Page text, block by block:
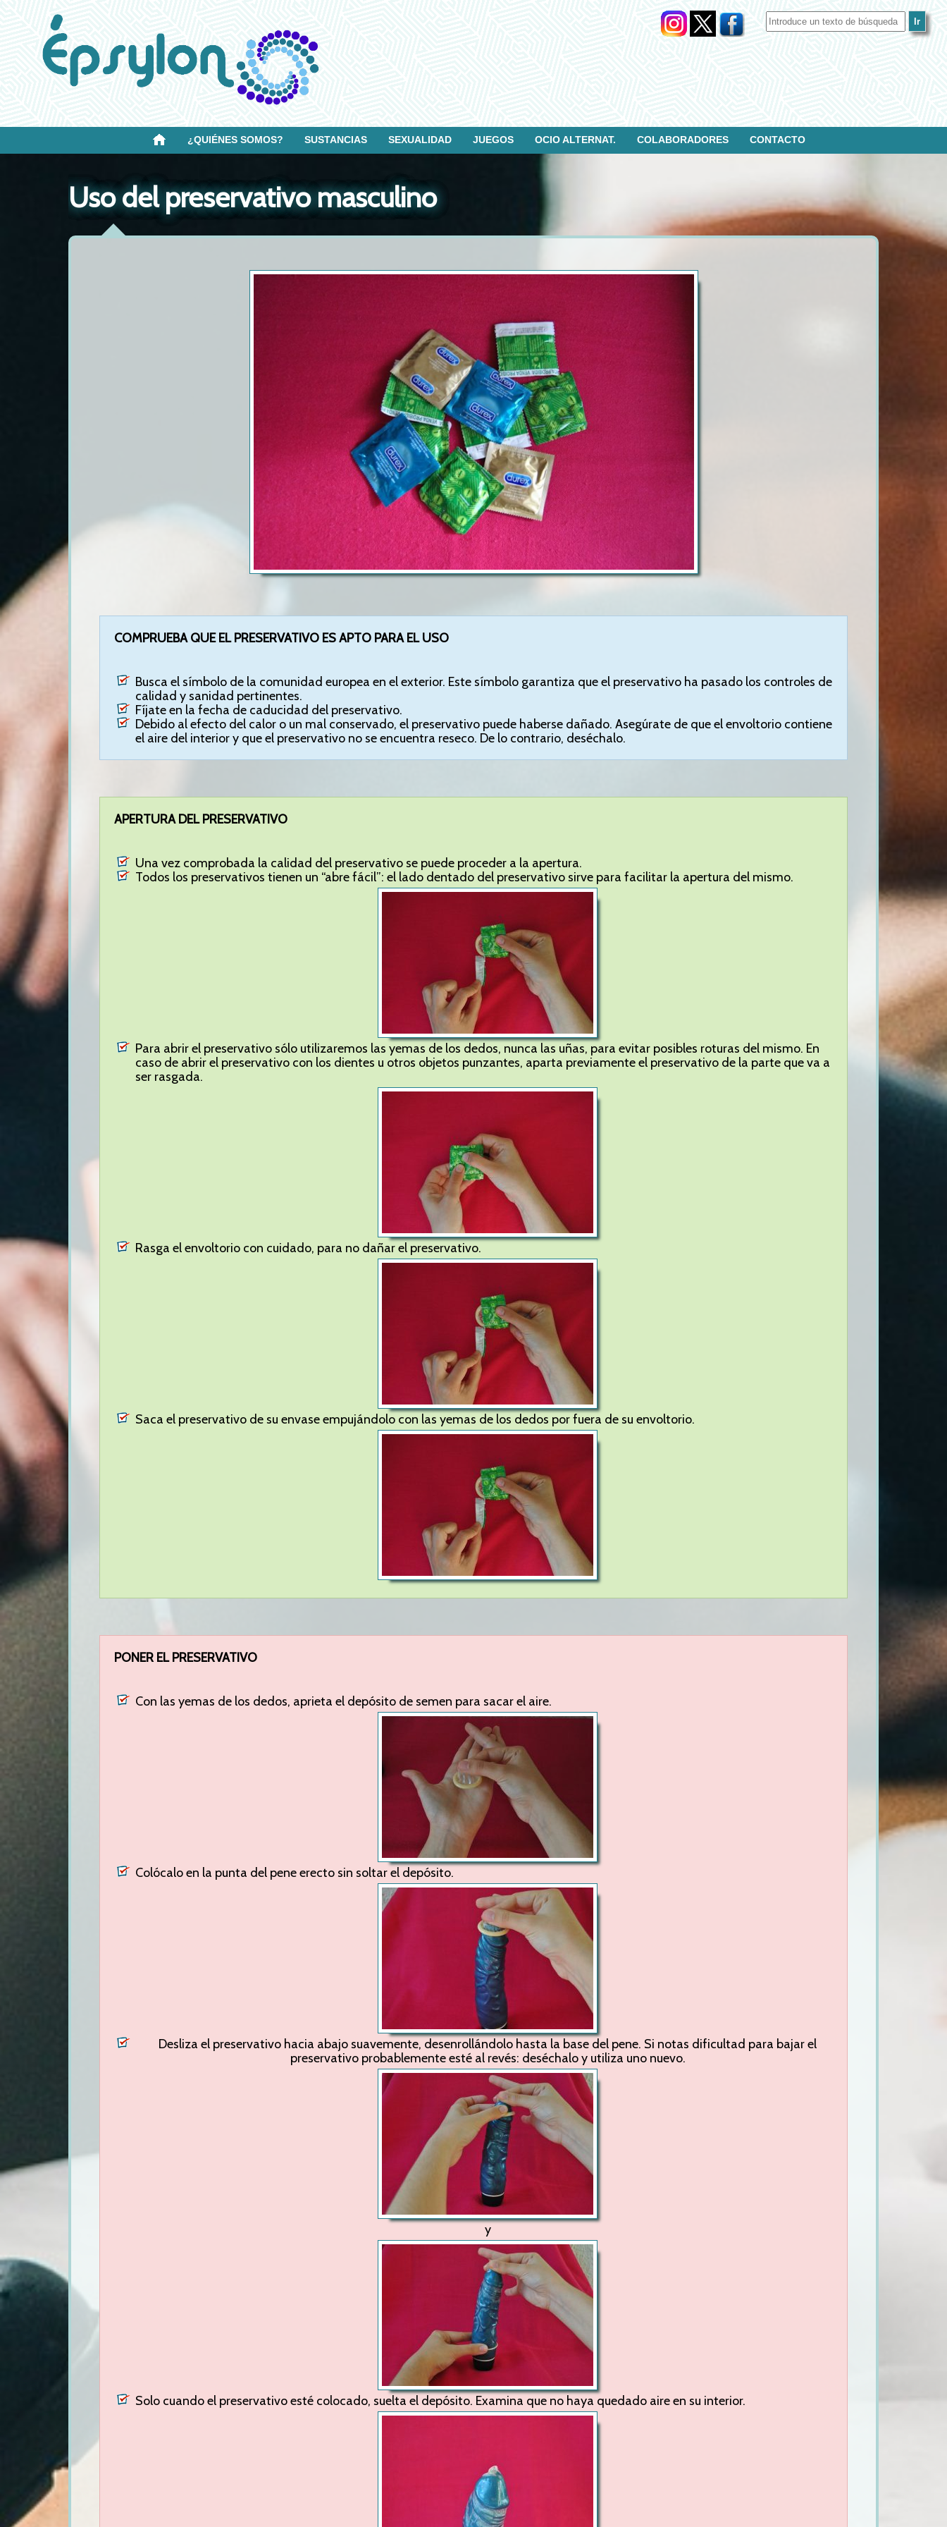
¿QUIÉNES SOMOS? SUSTANCIAS SEXUALIDAD JUEGOS OCIO ALTERNAT. COLABORADORES CONTACTO
Uso del preservativo masculino
COMPRUEBA QUE EL PRESERVATIVO ES APTO PARA EL USO
Busca el símbolo de la comunidad europea en el exterior. Este símbolo garantiza que el preservativo ha pasado los controles de
calidad y sanidad pertinentes.
Fíjate en la fecha de caducidad del preservativo.
Debido al efecto del calor o un mal conservado, el preservativo puede haberse dañado. Asegúrate de que el envoltorio contiene
el aire del interior y que el preservativo no se encuentra reseco. De lo contrario, deséchalo.
APERTURA DEL PRESERVATIVO
Una vez comprobada la calidad del preservativo se puede proceder a la apertura.
Todos los preservativos tienen un “abre fácil”: el lado dentado del preservativo sirve para facilitar la apertura del mismo.
Para abrir el preservativo sólo utilizaremos las yemas de los dedos, nunca las uñas, para evitar posibles roturas del mismo. En
caso de abrir el preservativo con los dientes u otros objetos punzantes, aparta previamente el preservativo de la parte que va a
ser rasgada.
Rasga el envoltorio con cuidado, para no dañar el preservativo.
Saca el preservativo de su envase empujándolo con las yemas de los dedos por fuera de su envoltorio.
PONER EL PRESERVATIVO
Con las yemas de los dedos, aprieta el depósito de semen para sacar el aire.
Colócalo en la punta del pene erecto sin soltar el depósito.
Desliza el preservativo hacia abajo suavemente, desenrollándolo hasta la base del pene. Si notas dificultad para bajar el
preservativo probablemente esté al revés: deséchalo y utiliza uno nuevo.
y
Solo cuando el preservativo esté colocado, suelta el depósito. Examina que no haya quedado aire en su interior.